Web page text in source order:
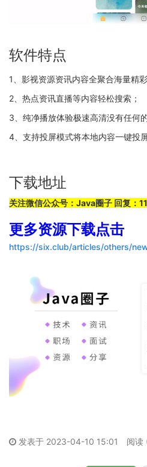
软件特点
1、影视资源资讯内容全聚合海量精
2、热点资讯直播等内容轻松搜索；
3、纯净播放体验极速高清没有任何
4、支持投屏模式将本地内容一键投
下载地址
关注微信公众号：Java圈子 回复：
更多资源下载点击
https://six.club/articles/others/
发表于 2023-04-10 15:01 阅读